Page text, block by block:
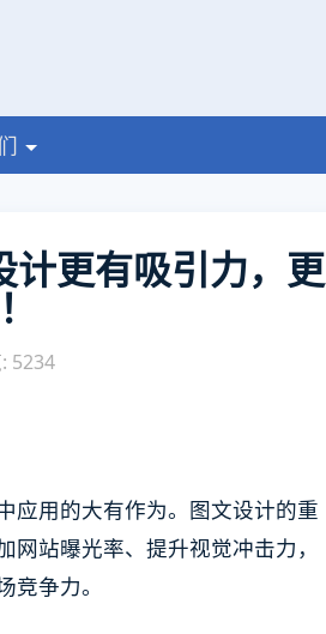
计更有吸引力，更
5234
应用的大有作为。图文设计的重
站曝光率、提升视觉冲击力，
争力。